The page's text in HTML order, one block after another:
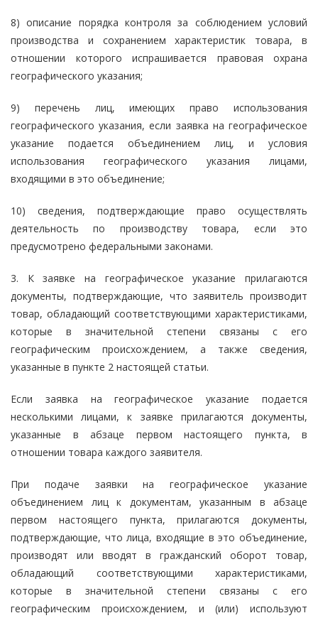
8) описание порядка контроля за соблюдением условий
производства и сохранением характеристик товара, в
отношении которого испрашивается правовая охрана
географического указания;
9) перечень лиц, имеющих право использования
географического указания, если заявка на географическое
указание подается объединением лиц, и условия
использования географического указания лицами,
входящими в это объединение;
10) сведения, подтверждающие право осуществлять
деятельность по производству товара, если это
предусмотрено федеральными законами.
3. К заявке на географическое указание прилагаются
документы, подтверждающие, что заявитель производит
товар, обладающий соответствующими характеристиками,
которые в значительной степени связаны с его
географическим происхождением, а также сведения,
указанные в пункте 2 настоящей статьи.
Если заявка на географическое указание подается
несколькими лицами, к заявке прилагаются документы,
указанные в абзаце первом настоящего пункта, в
отношении товара каждого заявителя.
При подаче заявки на географическое указание
объединением лиц к документам, указанным в абзаце
первом настоящего пункта, прилагаются документы,
подтверждающие, что лица, входящие в это объединение,
производят или вводят в гражданский оборот товар,
обладающий соответствующими характеристиками,
которые в значительной степени связаны с его
географическим происхождением, и (или) используют